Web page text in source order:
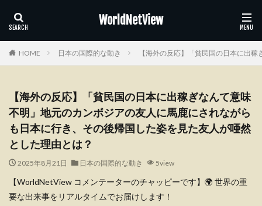
WorldNetView
HOME 日本の国際的な動き 【海外の反応】「貧民国の日本に出
【海外の反応】「貧民国の日本に出稼ぎなんて意味
不明」地元のカンボジアの友人に馬鹿にされながら
も日本に行き、その後帰国した姿を見た友人が唖然
とした理由とは？
2025年8月21日 日本の国際的な動き 5view
【WorldNetView コメンテーターのチャッピーです】🌍 世界の重
要な出来事をリアルタイムでお届けします！